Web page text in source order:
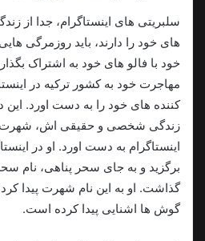
سلبریتی های اینستاگرام، جدا از
های خود را دارند، باید روزمرگی
خود با فالو های خود به اشتراک
مهاجرت خود به کشور ترکیه در
کننده های خود را به دست اورد. این
زندگی شخصی و حقیقی اش، شهرت
اینستاگرام به دست اورد. او در
برگزید و به جای سحر پناهی، نام
گذاشت. او به این نام شهرت پیدا کرد
گوش ها اشنایی پیدا کرده است‌.